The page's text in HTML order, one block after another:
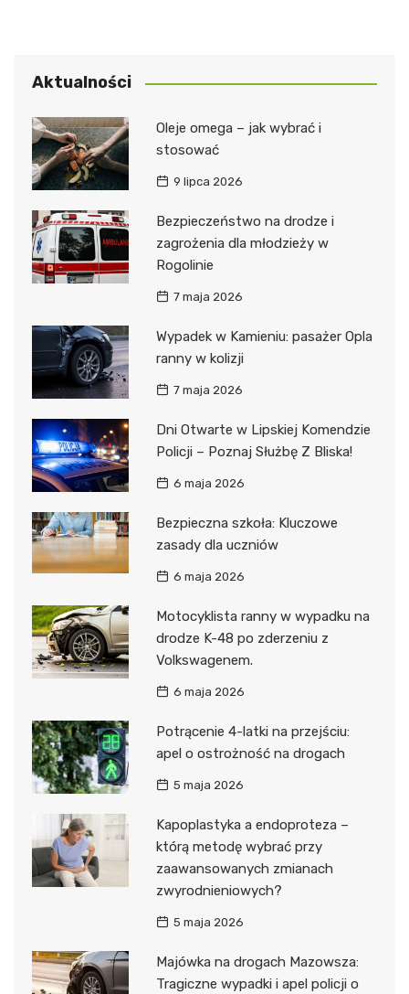
Aktualności
Oleje omega – jak wybrać i
stosować
9 lipca 2026
Bezpieczeństwo na drodze i
zagrożenia dla młodzieży w
Rogolinie
7 maja 2026
Wypadek w Kamieniu: pasażer Opla
ranny w kolizji
7 maja 2026
Dni Otwarte w Lipskiej Komendzie
Policji – Poznaj Służbę Z Bliska!
6 maja 2026
Bezpieczna szkoła: Kluczowe
zasady dla uczniów
6 maja 2026
Motocyklista ranny w wypadku na
drodze K-48 po zderzeniu z
Volkswagenem.
6 maja 2026
Potrącenie 4-latki na przejściu:
apel o ostrożność na drogach
5 maja 2026
Kapoplastyka a endoproteza –
którą metodę wybrać przy
zaawansowanych zmianach
zwyrodnieniowych?
5 maja 2026
Majówka na drogach Mazowsza:
Tragiczne wypadki i apel policji o